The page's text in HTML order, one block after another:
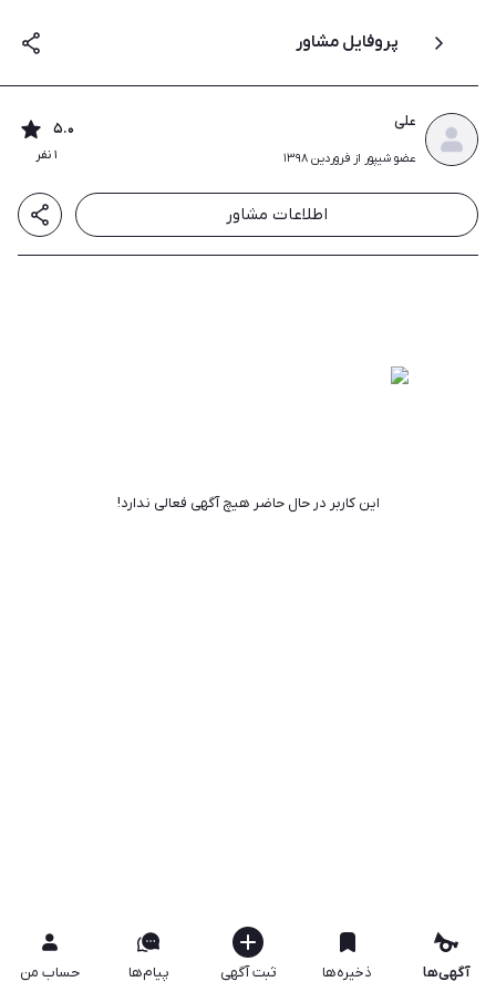
پروفایل مشاور
علی
عضو شیپور از فروردین ۱۳۹۸
۵.۰
۱ نفر
اطلاعات مشاور
این کاربر در حال حاضر هیچ آگهی فعالی ندارد!
آگهی‌ها ذخیره‌ها ثبت آگهی پیام‌ها حساب من